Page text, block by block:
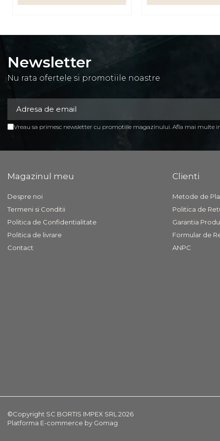
Scaune conferinta-vizitator
Seturi mobilier birou
Camera copiilor
Birouri camera copilului
Fotolii
Covoare
COVOARE CLASICE
COVOARE
LUNG
Chiuvete bucatarie
Newsletter
Nu rata ofertele si promotiile noastre
Vreau sa primesc newsletter cu promotiile magazinului. Afla mai multe
Magazinul meu
Despre noi
Termeni si Conditii
Politica de Confidentialitate
Politica de livrare
Contact
Clienti
Metode de
Politica de
Garantia
Formular de
ANPC
©Copyright SC BORTIS IMPEX SRL 2026
Platforma E-commerce by Gomag